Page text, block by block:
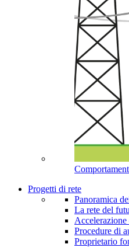
Progetti di rete
Panoramica
La rete del
Accelerazione
Procedure di
Proprietario